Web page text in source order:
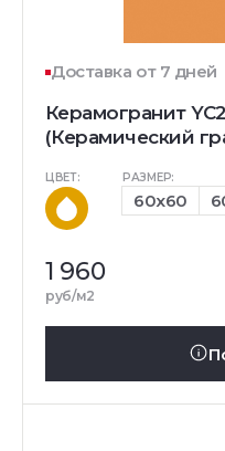
Доставка от 7 дней
Керамогранит
(Керамический
ЦВЕТ: РАЗМЕР:
60x60
1 960
руб/м2